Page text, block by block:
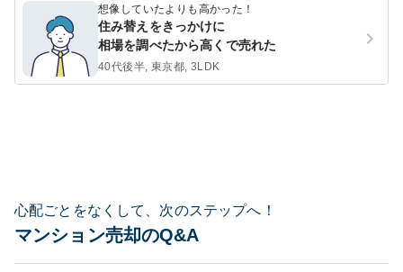
想像していたよりも高かった！
住み替えをきっかけに
相場を調べたから高くで売れた
40代後半, 東京都, 3LDK
心配ごとをなくして、次のステップへ！
マンション売却のQ&A